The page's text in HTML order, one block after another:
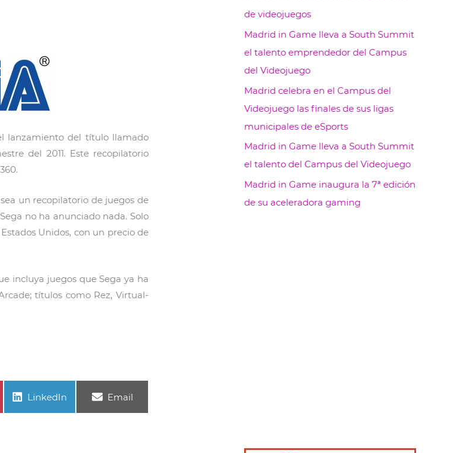
lanzamiento del título llamado
del 2011. Este recopilatorio
un recopilatorio de juegos de
no ha anunciado nada. Solo
Unidos, con un precio de
incluya juegos que Sega ya ha
títulos como Rez, Virtual-
Compartir
LinkedIn Compartir
Email
de videojuegos
Madrid in Game lleva a South Summit
el talento emprendedor del Campus
del Videojuego
Madrid celebra en el Campus del
Videojuego las finales de sus ligas
municipales de eSports
Madrid in Game lleva a South Summit
el talento del Campus del Videojuego
Madrid in Game inaugura la 7ª edición
de su aceleradora gaming